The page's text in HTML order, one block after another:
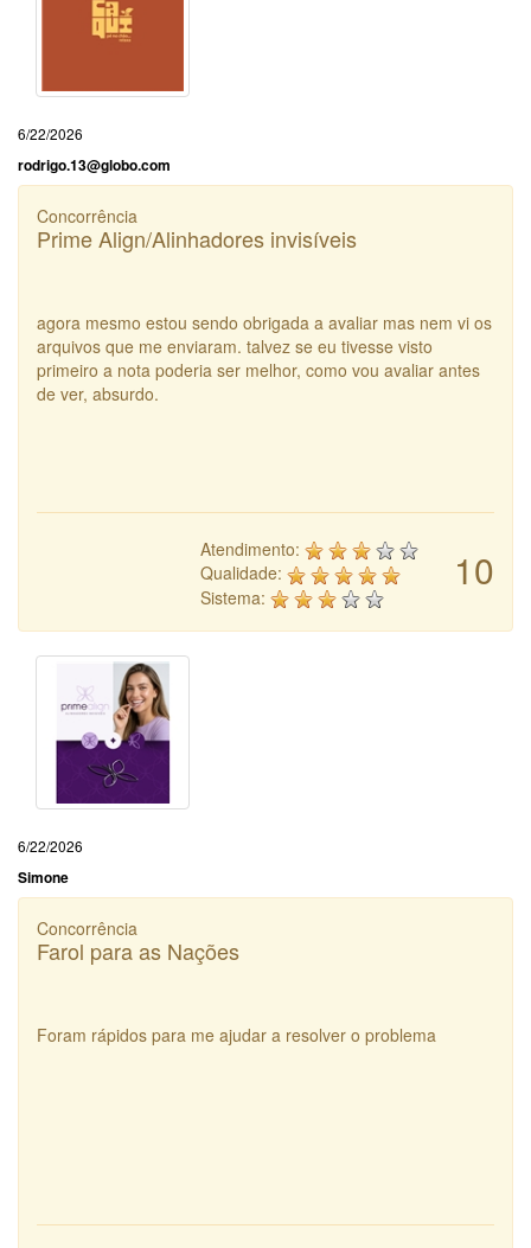
6/22/2026
rodrigo.13@globo.com
Concorrência
Prime Align/Alinhadores invisíveis
agora mesmo estou sendo obrigada a avaliar mas nem vi os
arquivos que me enviaram. talvez se eu tivesse visto
primeiro a nota poderia ser melhor, como vou avaliar antes
de ver, absurdo.
10
Atendimento:
Qualidade:
Sistema:
6/22/2026
Simone
Concorrência
Farol para as Nações
Foram rápidos para me ajudar a resolver o problema